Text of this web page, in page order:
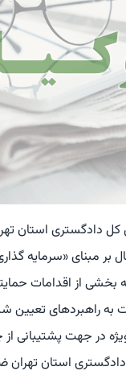
کل دادگستری استان
مبنای «سرمایه
بخشی از اقدامات
به راهبردهای تعیین
در جهت
استان